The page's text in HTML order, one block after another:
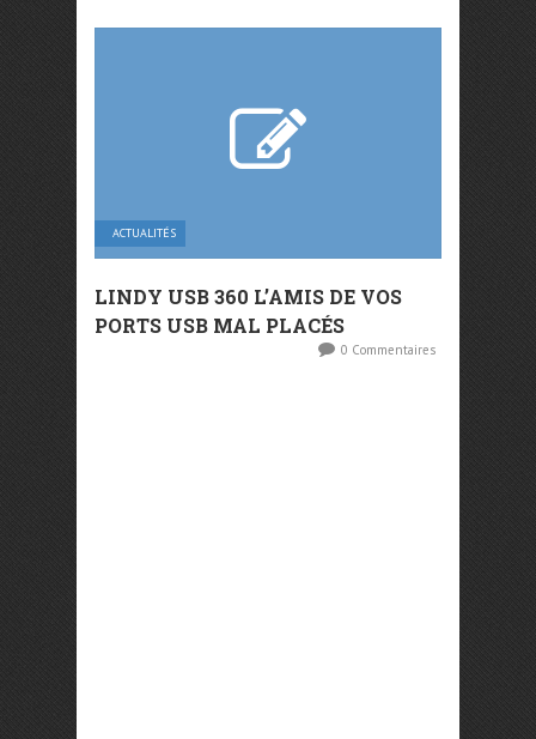
ACTUALITÉS
LINDY USB 360 L’AMIS DE VOS
PORTS USB MAL PLACÉS
0 Commentaires